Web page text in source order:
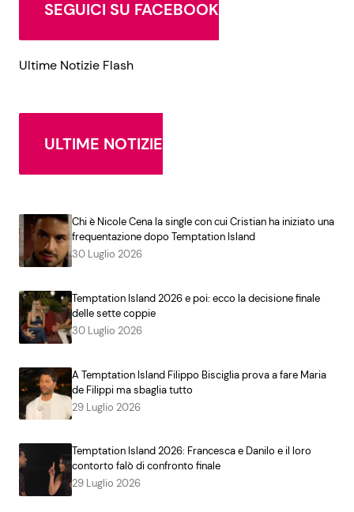
SEGUICI SU FACEBOOK
Ultime Notizie Flash
ULTIME NOTIZIE
Chi è Nicole Cena la single con cui Cristian ha iniziato una
frequentazione dopo Temptation Island
30 Luglio 2026
Temptation Island 2026 e poi: ecco la decisione finale
delle sette coppie
30 Luglio 2026
A Temptation Island Filippo Bisciglia prova a fare Maria
de Filippi ma sbaglia tutto
29 Luglio 2026
Temptation Island 2026: Francesca e Danilo e il loro
contorto falò di confronto finale
29 Luglio 2026